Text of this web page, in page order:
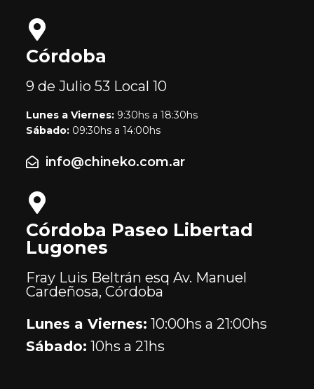
Córdoba
9 de Julio 53 Local 10
Lunes a Viernes: 9:30hs a 18:30hs
Sábado: 09:30hs a 14:00hs
info@chineko.com.ar
Córdoba Paseo Libertad
Lugones
Fray Luis Beltrán esq Av. Manuel
Cardeñosa, Córdoba
Lunes a Viernes: 10:00hs a 21:00hs
Sábado: 10hs a 21hs